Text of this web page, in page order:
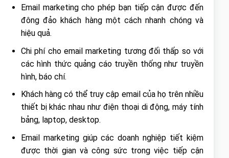
Email marketing cho phép bạn tiếp cận được đến
đông đảo khách hàng một cách nhanh chóng và
hiệu quả.
Chi phí cho email marketing tương đối thấp so với
các hình thức quảng cáo truyền thống như truyền
hình, báo chí.
Khách hàng có thể truy cập email của họ trên nhiều
thiết bị khác nhau như điện thoại di động, máy tính
bảng, laptop, desktop.
Email marketing giúp các doanh nghiệp tiết kiệm
được thời gian và công sức trong việc tiếp cận